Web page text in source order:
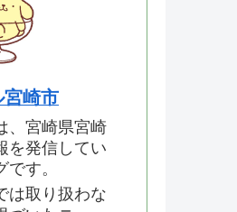
宮崎市
、宮崎県宮崎
を発信してい
す。
は取り扱わな